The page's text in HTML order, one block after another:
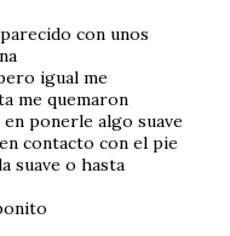
con unos
igual me
me quemaron
ponerle algo suave
contacto con el pie
suave o hasta